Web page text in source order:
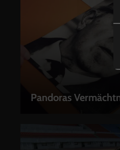
Pandoras
LEIHEN